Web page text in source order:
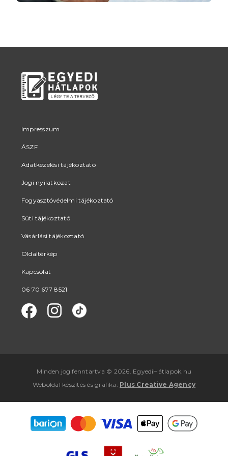
Impresszum
ÁSZF
Adatkezelési tájékoztató
Jogi nyilatkozat
Fogyasztóvédelmi tájékoztató
Süti tájékoztató
Vásárlási tájékoztató
Oldaltérkép
Kapcsolat
06 70 677 8521
Minden jog fenntartva © 2026. EgyediHátlapok.hu
Weboldal készítés ésgrafika : Plus Creative Agency